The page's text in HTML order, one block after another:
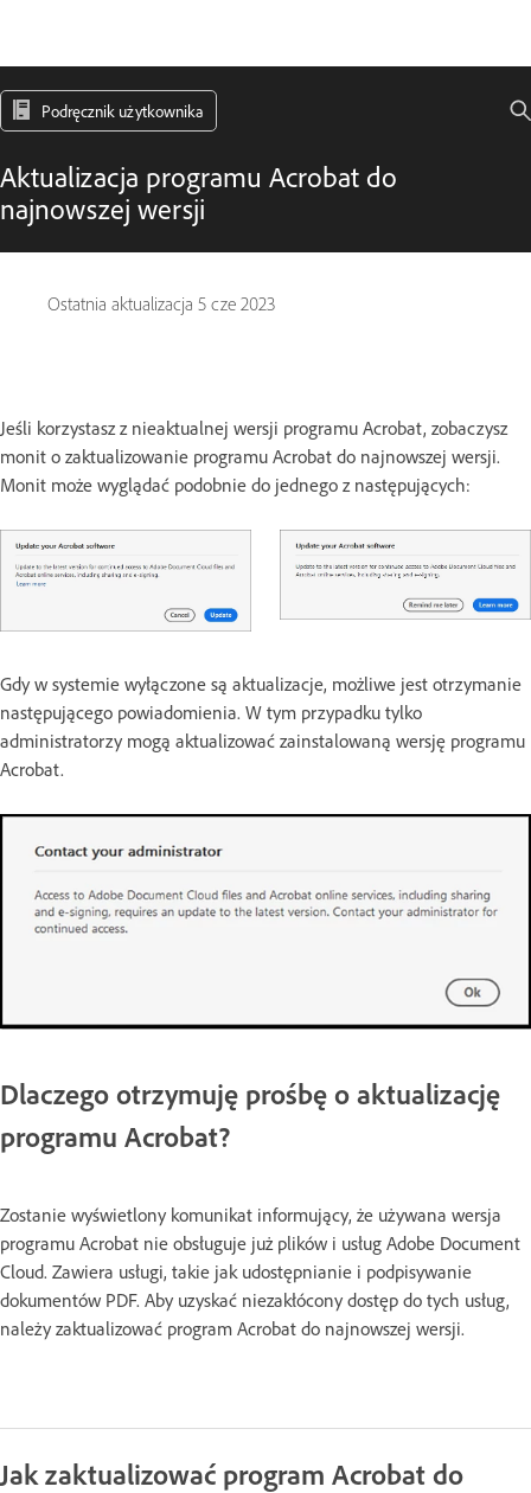
Podręcznik użytkownika
Aktualizacja programu Acrobat do
najnowszej wersji
Ostatnia aktualizacja 5 cze 2023
Jeśli korzystasz z nieaktualnej wersji programu Acrobat, zobaczysz
monit o zaktualizowanie programu Acrobat do najnowszej wersji.
Monit może wyglądać podobnie do jednego z następujących:
Gdy w systemie wyłączone są aktualizacje, możliwe jest otrzymanie
następującego powiadomienia. W tym przypadku tylko
administratorzy mogą aktualizować zainstalowaną wersję programu
Acrobat.
Dlaczego otrzymuję prośbę o aktualizację
programu Acrobat?
Zostanie wyświetlony komunikat informujący, że używana wersja
programu Acrobat nie obsługuje już plików i usług Adobe Document
Cloud. Zawiera usługi, takie jak udostępnianie i podpisywanie
dokumentów PDF. Aby uzyskać niezakłócony dostęp do tych usług,
należy zaktualizować program Acrobat do najnowszej wersji.
Jak zaktualizować program Acrobat do